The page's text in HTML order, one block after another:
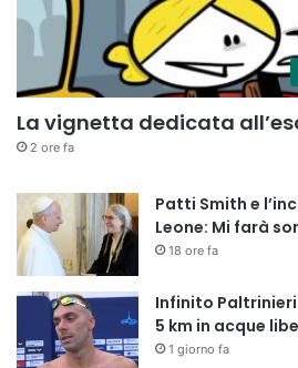
La vignetta dedicata
2 ore fa
Patti Smith e
Leone: Mi farà
18 ore fa
Infinito
5 km in acque
1 giorno fa